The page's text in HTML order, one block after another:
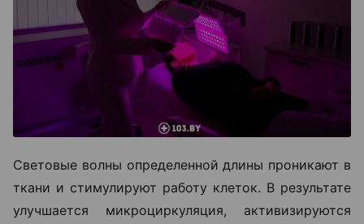
Световые волны определенной длины проникают в
ткани и стимулируют работу клеток. В результате
улучшается микроциркуляция, активизируются